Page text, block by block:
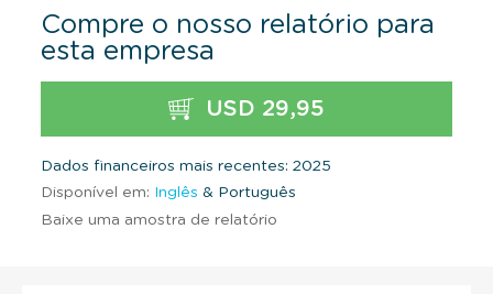
Compre o nosso relatório para
esta empresa
USD 29,95
Dados financeiros mais recentes: 2025
Disponível em: Inglês & Português
Baixe uma amostra de relatório